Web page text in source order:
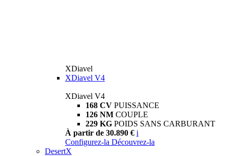
XDiavel
XDiavel V4
XDiavel V4
168 CV PUISSANCE
126 NM COUPLE
229 KG POIDS SANS CARBURANT
À partir de 30.890 € i
Configurez-la Découvrez-la
DesertX